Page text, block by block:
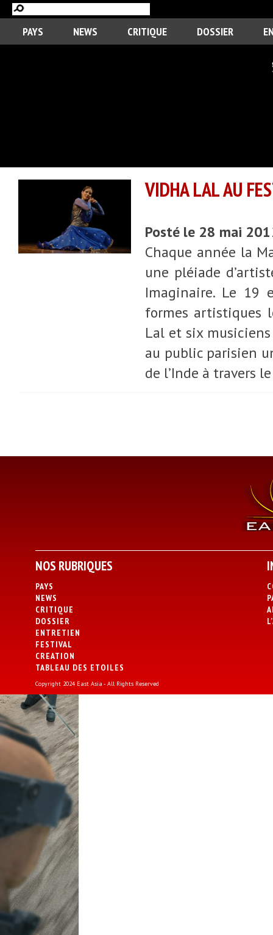
PAYS NEWS CRITIQUE DOSSIER
VIDHA LAL AU
Posté le 28 mai
Chaque année la
une pléiade
Imaginaire. Le 19
formes artistiques
Lal et six
au public parisien
de l’Inde à travers
NOS RUBRIQUES
PAYS
NEWS
CRITIQUE
DOSSIER
ENTRETIEN
FESTIVAL
CREATION
TABLEAU DES ETOILES
Copyright 2024 East Asia - All Rights Reserved